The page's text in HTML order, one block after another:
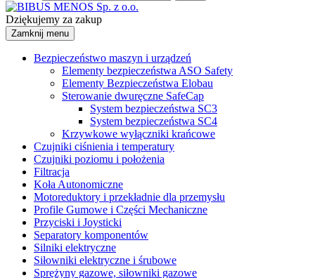
Dziękujemy za zakup
Zamknij menu
Bezpieczeństwo maszyn i urządzeń
Elementy bezpieczeństwa ASO Safety
Elementy Bezpieczeństwa Elobau
Sterowanie dwuręczne SafeCap
System bezpieczeństwa SC3
System bezpieczeństwa SC4
Krzywkowe wyłączniki krańcowe
Czujniki ciśnienia i temperatury
Czujniki poziomu i położenia
Filtracja
Koła Autonomiczne
Motoreduktory i przekładnie dla przemysłu
Profile Gumowe i Części Mechaniczne
Przyciski i Joysticki
Separatory komponentów
Silniki elektryczne
Siłowniki elektryczne i śrubowe
Sprężyny gazowe, siłowniki gazowe